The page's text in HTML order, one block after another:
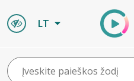
LT